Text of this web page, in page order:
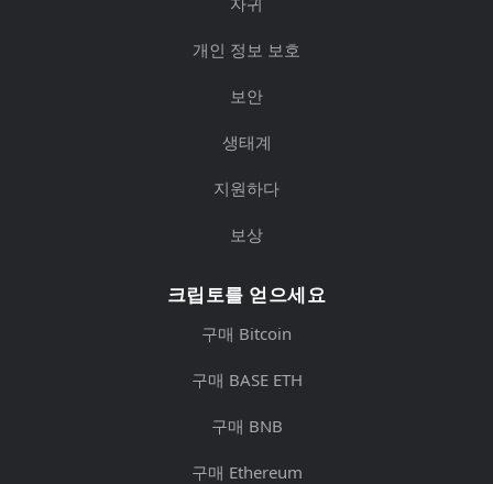
개인 정보 보호
보안
생태계
지원하다
보상
크립토를 얻으세요
구매 Bitcoin
구매 BASE ETH
구매 BNB
구매 Ethereum